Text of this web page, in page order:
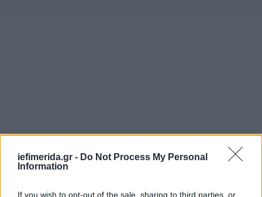
iefimerida.gr - Do Not Process My Personal
Information
If you wish to opt-out of the sale, sharing to third parties, or